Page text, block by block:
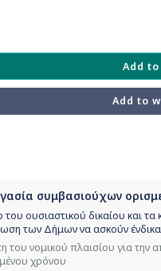
Add
Add to
συμβασιούχων
του ουσιαστικού δικαίου και
των Δήμων να ασκούν
του νομικού πλαισίου για
χρόνου